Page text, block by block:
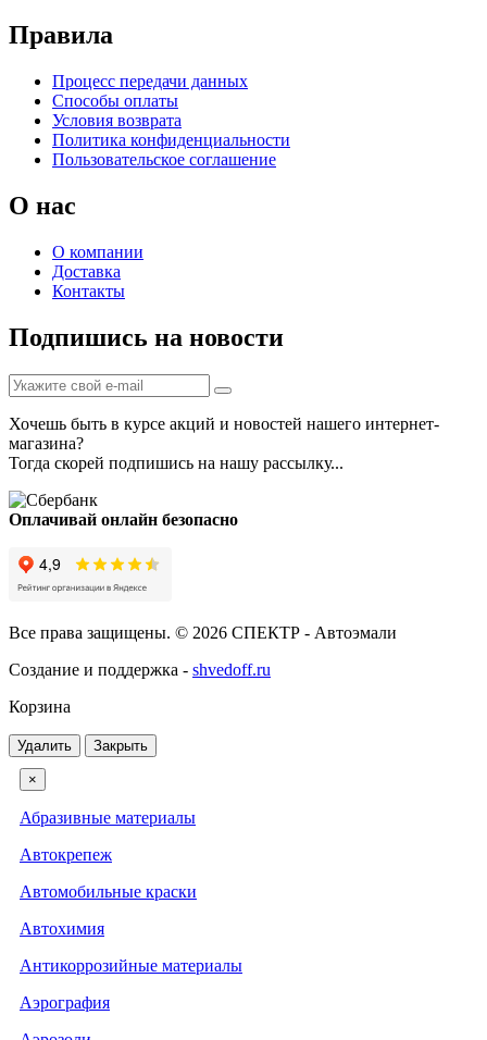
Правила
Процесс передачи данных
Способы оплаты
Условия возврата
Политика конфиденциальности
Пользовательское соглашение
О нас
О компании
Доставка
Контакты
Подпишись на новости
Хочешь быть в курсе акций и новостей нашего интернет-
магазина?
Тогда скорей подпишись на нашу рассылку...
Оплачивай онлайн безопасно
Все права защищены. © 2026 СПЕКТР - Автоэмали
Создание и поддержка - shvedoff.ru
Корзина
Удалить Закрыть
×
Абразивные материалы
Автокрепеж
Автомобильные краски
Автохимия
Антикоррозийные материалы
Аэрография